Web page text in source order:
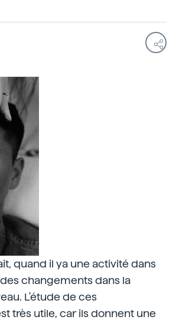
quand il ya une activité dans
changements dans la
L'étude de ces
très utile, car ils donnent une